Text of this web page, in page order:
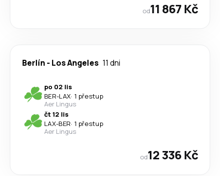
od11 867 Kč
Berlín - Los Angeles 11 dni
po 02 lis
BER-LAX· 1 přestup
Aer Lingus
čt 12 lis
LAX-BER· 1 přestup
Aer Lingus
od12 336 Kč